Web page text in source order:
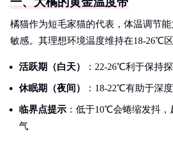
橘猫作为短毛家猫的代表，体温调节
敏感。其理想环境温度维持在18-26℃区
活跃期（白天） ：22-26℃利于保持
休眠期（夜间） ：18-22℃有助于深
临界点提示 ：低于10℃会蜷缩发抖
气